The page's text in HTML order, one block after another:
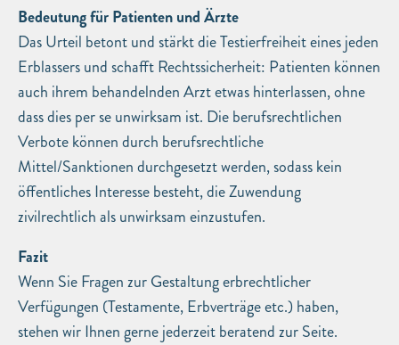
Bedeutung für Patienten und Ärzte
Das Urteil betont und stärkt die Testierfreiheit eines jeden
Erblassers und schafft Rechtssicherheit: Patienten können
auch ihrem behandelnden Arzt etwas hinterlassen, ohne
dass dies per se unwirksam ist. Die berufsrechtlichen
Verbote können durch berufsrechtliche
Mittel/Sanktionen durchgesetzt werden, sodass kein
öffentliches Interesse besteht, die Zuwendung
zivilrechtlich als unwirksam einzustufen.
Fazit
Wenn Sie Fragen zur Gestaltung erbrechtlicher
Verfügungen (Testamente, Erbverträge etc.) haben,
stehen wir Ihnen gerne jederzeit beratend zur Seite.